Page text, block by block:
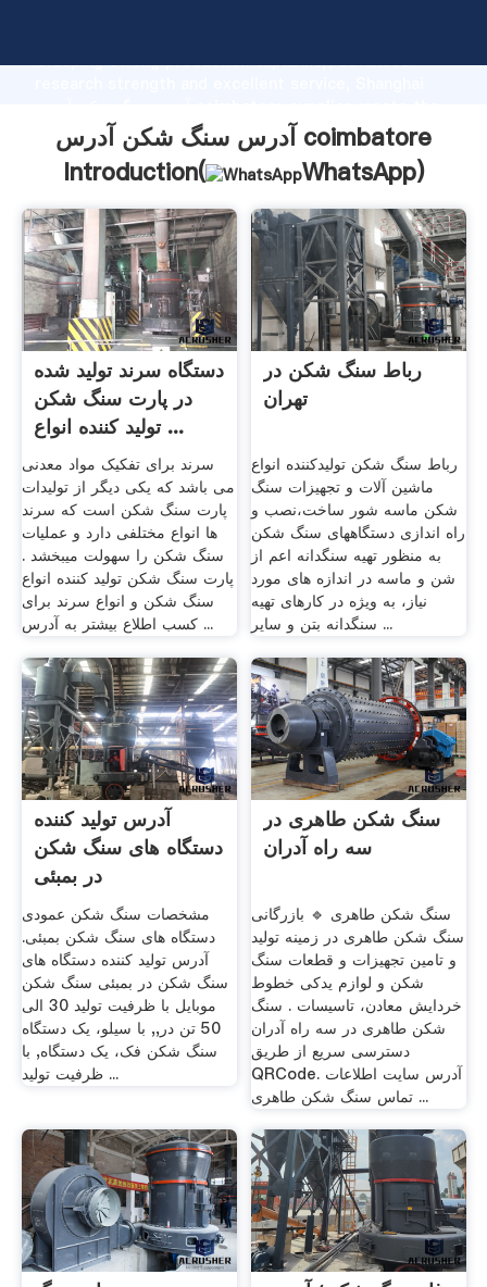
Grasping strong production capability, advanced
value and bring values to all of customers.
آدرس سنگ شکن آدرس coimbatore
Introduction(
WhatsApp)
دستگاه سرند تولید شده
در پارت سنگ شکن
تولید کننده انواع ...
سرند برای تفکیک مواد معدنی
می باشد که یکی دیگر از تولیدات
پارت سنگ شکن است که سرند
ها انواع مختلفی دارد و عملیات
سنگ شکن را سهولت میبخشد .
پارت سنگ شکن تولید کننده انواع
سنگ شکن و انواع سرند برای
کسب اطلاع بیشتر به آدرس ...
رباط سنگ شکن در
تهران
رباط سنگ شکن تولیدکننده انواع
ماشین آلات و تجهیزات سنگ
شکن ماسه شور ساخت،نصب و
راه اندازی دستگاههای سنگ شکن
به منظور تهیه سنگدانه اعم از
شن و ماسه در اندازه های مورد
نیاز، به ویژه در کارهای تهیه
سنگدانه بتن و سایر ...
آدرس تولید کننده
دستگاه های سنگ شکن
در بمبئی
مشخصات سنگ شکن عمودی
دستگاه های سنگ شکن بمبئی.
آدرس تولید کننده دستگاه های
سنگ شکن در بمبئی سنگ شکن
موبایل با ظرفیت تولید 30 الی
50 تن در,, با سیلو، یک دستگاه
سنگ شکن فک، یک دستگاه, با
ظرفیت تولید ...
سنگ شکن طاهری در
سه راه آدران
سنگ شکن طاهری 🔹 بازرگانی
سنگ شکن طاهری در زمینه تولید
و تامین تجهیزات و قطعات سنگ
شکن و لوازم یدکی خطوط
خردایش معادن، تاسیسات . سنگ
شکن طاهری در سه راه آدران
دسترسی سریع از طریق
QRCode. آدرس سایت اطلاعات
تماس سنگ شکن طاهری ...